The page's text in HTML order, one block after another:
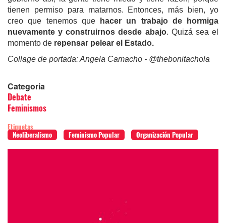
tienen permiso para matarnos. Entonces, más bien, yo
creo que tenemos que
hacer un trabajo de hormiga
nuevamente y construirnos desde abajo. Quizá sea el
momento de repensar pelear el Estado.
Collage de portada: Angela Camacho - @thebonitachola
Categoria
Debate
Feminismos
Etiquetas
Neoliberalismo
Feminismo Popular Organización Popular